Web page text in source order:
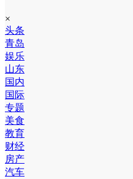
×
头条
青岛
娱乐
山东
国内
国际
专题
美食
教育
财经
房产
汽车